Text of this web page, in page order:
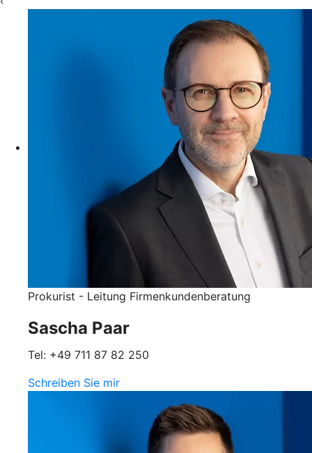
Prokurist - Leitung Firmenkundenberatung
Sascha Paar
Tel: +49 711 87 82 250
Schreiben Sie mir